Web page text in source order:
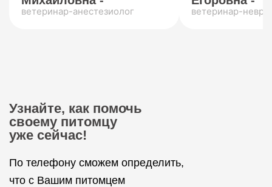
ветеринар-анестезиолог ветеринар-
Узнайте, как помочь
своему питомцу
уже сейчас!
По телефону сможем определить,
что с Вашим питомцем